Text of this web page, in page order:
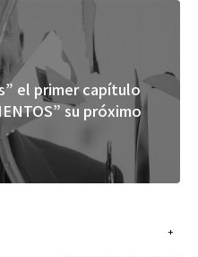
el primer capítulo
su próximo
+